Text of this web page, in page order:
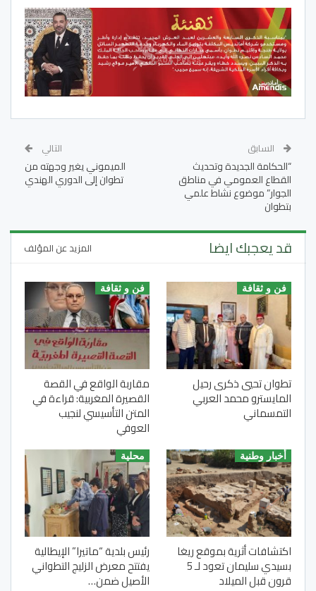
السابق
“الحكامة الجديدة وتحديث
القطاع العمومي في مناطق
الجوار” موضوع نشاط علمي
بتطوان
التالي
الميموني يغير وجهته من
تطوان إلى الدوري الهندي
قد يعجبك ايضا المزيد عن المؤلف
فن و ثقافة
تطوان تحيي ذكرى رحيل
المايسترو محمد العربي
التمسماني
فن و ثقافة
مقاربة الواقع في القصة
القصيرة المغربية: قراءة في
المتن التأسيسي لنجيب
العوفي
أخبار وطنية
اكتشافات أثرية بموقع ريغا
بسيدي سليمان تعود لـ 5
قرون قبل الميلاد
محلية
رئيس بلدية “ماتيرا” الإيطالية
يفتتح معرض الزليج التطواني
الأصيل ضمن…